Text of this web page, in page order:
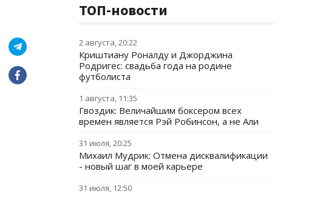
ТОП-новости
2 августа, 20:22
Криштиану Роналду и Джорджина
Родригес: свадьба года на родине
футболиста
1 августа, 11:35
Гвоздик: Величайшим боксером всех
времен является Рэй Робинсон, а не Али
31 июля, 20:25
Михаил Мудрик: Отмена дисквалификации
- новый шаг в моей карьере
31 июля, 12:50